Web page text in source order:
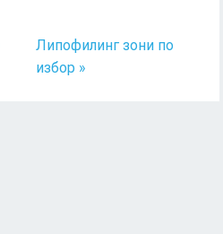
Липофилинг зони по
избор »